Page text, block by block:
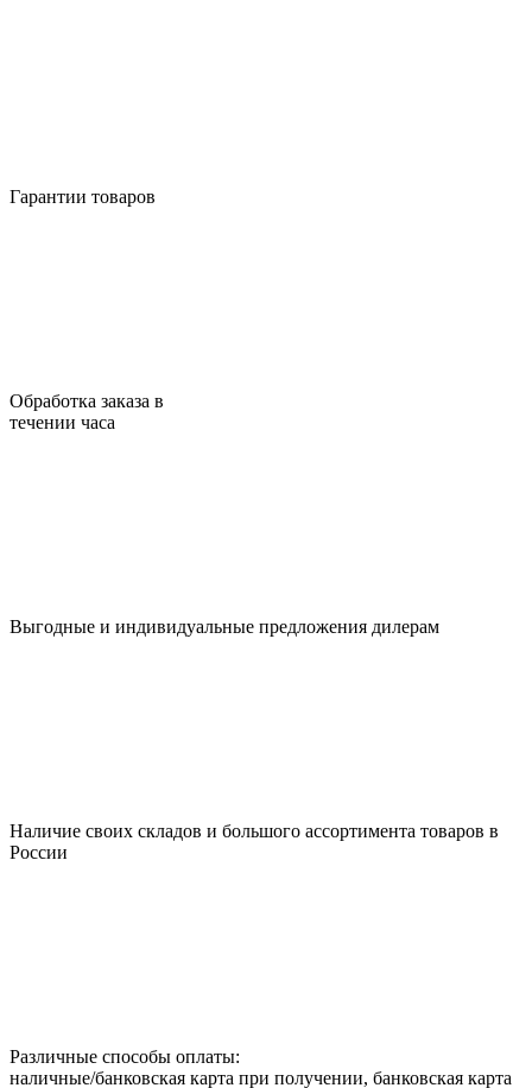
Гарантии товаров
Обработка заказа в
течении часа
Выгодные и индивидуальные предложения дилерам
Наличие своих складов и большого ассортимента товаров в
России
Различные способы оплаты:
наличные/банковская карта при получении, банковская карта